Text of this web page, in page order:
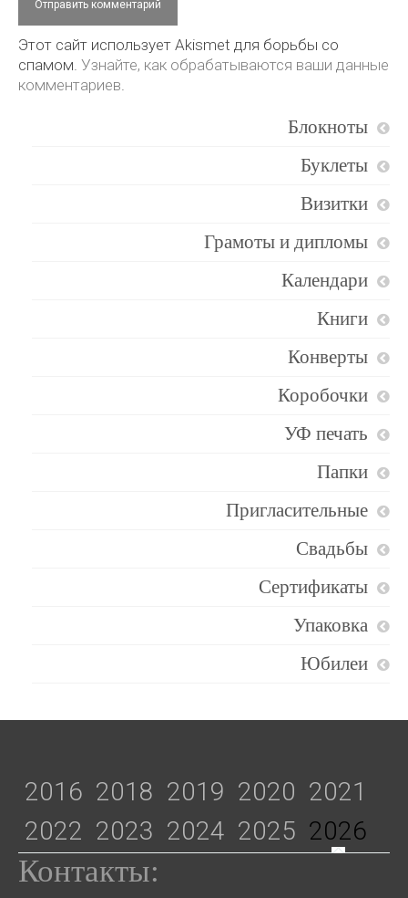
Этот сайт использует Akismet для борьбы со
спамом. Узнайте, как обрабатываются ваши данные
комментариев
Блокноты
Буклеты
Визитки
Грамоты и дипломы
Календари
Книги
Конверты
Коробочки
УФ печать
Папки
Пригласительные
Свадьбы
Сертификаты
Упаковка
Юбилеи
2016 2018 2019 2020 2021
2022 2023 2024 2025 2026
Контакты: